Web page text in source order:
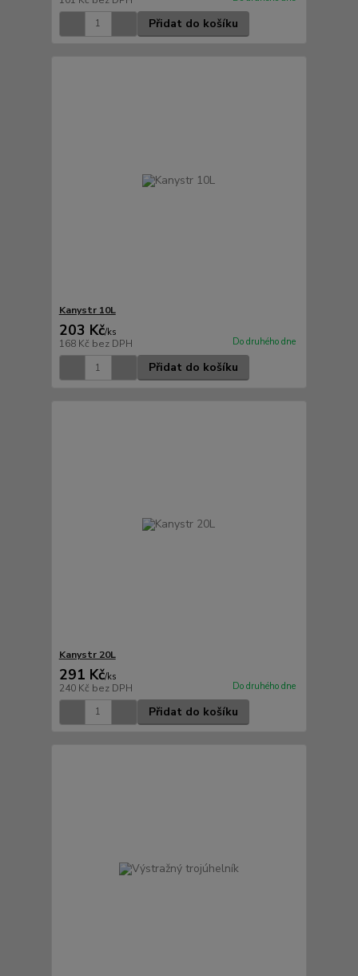
Přidat do košíku
Kanystr 10L
203 Kč/ks
168 Kč bez DPH Do druhého dne
Přidat do košíku
Kanystr 20L
291 Kč/ks
240 Kč bez DPH Do druhého dne
Přidat do košíku